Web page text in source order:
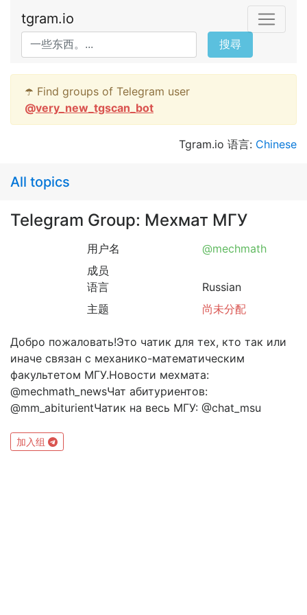
tgram.io
搜尋
☂️ Find groups of Telegram user
@very_new_tgscan_bot
Tgram.io 语言: Chinese
All topics
Telegram Group: Мехмат МГУ
用户名
@mechmath
成员
语言
Russian
主题
尚未分配
Добро пожаловать!Это чатик для тех, кто так или
иначе связан с механико-математическим
факультетом МГУ.Новости мехмата:
@mechmath_newsЧат абитуриентов:
@mm_abiturientЧатик на весь МГУ: @chat_msu
加入组